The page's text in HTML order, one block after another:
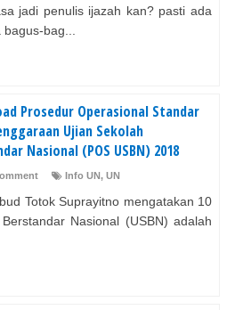
jadi penulis ijazah kan? pasti ada
bagus-bag...
Prosedur Operasional Standar
Ujian Sekolah
Nasional (POS USBN) 2018
Info UN, UN
Totok Suprayitno mengatakan 10
Nasional (USBN) adalah